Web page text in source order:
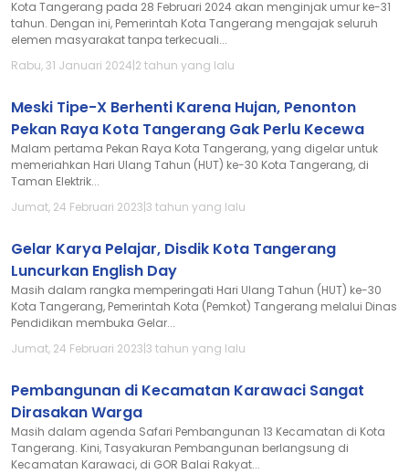
Kota Tangerang pada 28 Februari 2024 akan menginjak umur ke-31
tahun. Dengan ini, Pemerintah Kota Tangerang mengajak seluruh
elemen masyarakat tanpa terkecuali...
Rabu, 31 Januari 2024|2 tahun yang lalu
Meski Tipe-X Berhenti Karena Hujan, Penonton
Pekan Raya Kota Tangerang Gak Perlu Kecewa
Malam pertama Pekan Raya Kota Tangerang, yang digelar untuk
memeriahkan Hari Ulang Tahun (HUT) ke-30 Kota Tangerang, di
Taman Elektrik...
Jumat, 24 Februari 2023|3 tahun yang lalu
Gelar Karya Pelajar, Disdik Kota Tangerang
Luncurkan English Day
Masih dalam rangka memperingati Hari Ulang Tahun (HUT) ke-30
Kota Tangerang, Pemerintah Kota (Pemkot) Tangerang melalui Dinas
Pendidikan membuka Gelar...
Jumat, 24 Februari 2023|3 tahun yang lalu
Pembangunan di Kecamatan Karawaci Sangat
Dirasakan Warga
Masih dalam agenda Safari Pembangunan 13 Kecamatan di Kota
Tangerang. Kini, Tasyakuran Pembangunan berlangsung di
Kecamatan Karawaci, di GOR Balai Rakyat...